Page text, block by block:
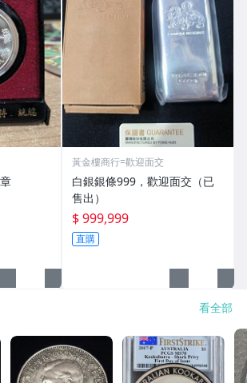
黃金樓商行=歡迎面交
白銀銀條999，歡迎面交（已
售出）
$ 999,999
直購
看全部